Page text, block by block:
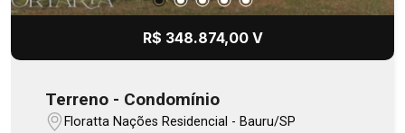
R$ 348.874,00 V
Terreno - Condomínio
Floratta Nações Residencial - Bauru/SP